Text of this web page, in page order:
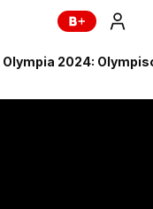
Olympia 2024: